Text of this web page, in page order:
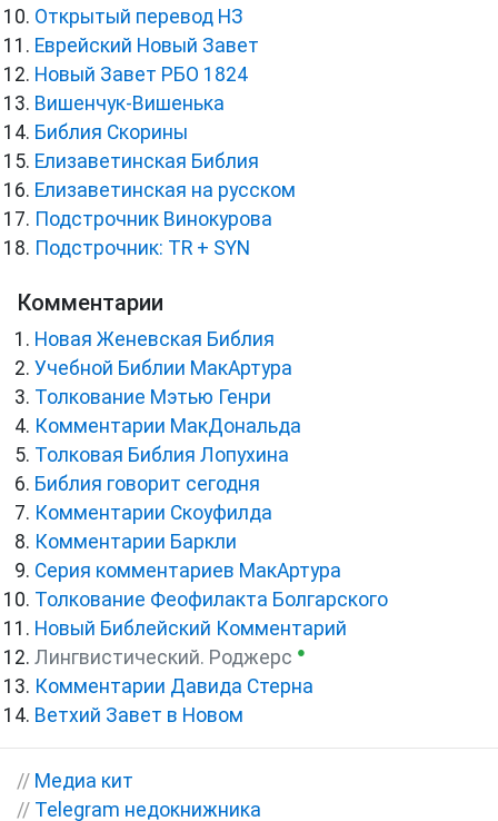
Открытый перевод НЗ
Еврейский Новый Завет
Новый Завет РБО 1824
Вишенчук-Вишенька
Библия Скорины
Елизаветинская Библия
Елизаветинская на русском
Подстрочник Винокурова
Подстрочник: TR + SYN
Комментарии
Новая Женевская Библия
Учебной Библии МакАртура
Толкование Мэтью Генри
Комментарии МакДональда
Толковая Библия Лопухина
Библия говорит сегодня
Комментарии Скоуфилда
Комментарии Баркли
Серия комментариев МакАртура
Толкование Феофилакта Болгарского
Новый Библейский Комментарий
Лингвистический. Роджерс ●
Комментарии Давида Стерна
Ветхий Завет в Новом
// Медиа кит
// Telegram недокнижника